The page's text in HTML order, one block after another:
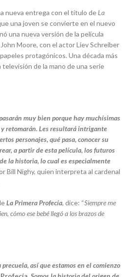
nueva entrega con el título de La
una joven se convierte en el nuevo
una nueva versión de la película
Moore, con el actor Liev Schreiber
protagónicos. Una década más
de la mano de una serie
muy bien porque hay muchísimas
retomarán. Les resultará intrigante
personajes, qué pasa, conocer su
a partir de esta película, los futuros
la historia, lo cual es especialmente
Bill Nighy, quien interpreta al cardenal
La Primera Profecía, dice: “Siempre me
cómo ese bebé llegó a los brazos de
así que estamos en el comienzo